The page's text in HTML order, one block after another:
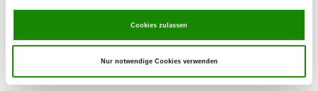
Cookies zulassen
Nur notwendige Cookies verwenden
09:30 h - 12:30 h